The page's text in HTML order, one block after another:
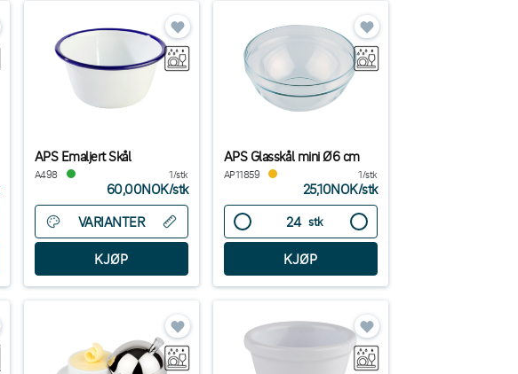
APS Emaljert Skål
A498 1/stk
60,00NOK/stk
VARIANTER
APS Glasskål mini Ø6 cm
AP11859 1/stk
25,10NOK/stk
stk